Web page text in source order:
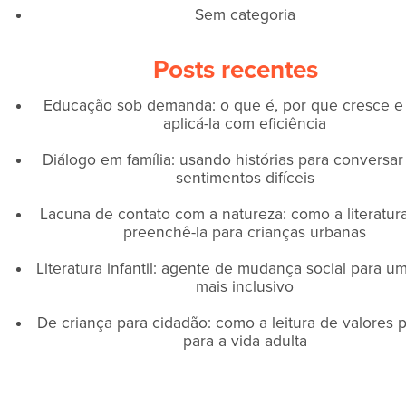
Sem categoria
Posts recentes
Educação sob demanda: o que é, por que cresce
aplicá-la com eficiência
Diálogo em família: usando histórias para
sentimentos difíceis
Lacuna de contato com a natureza: como a
preenchê-la para crianças urbanas
Literatura infantil: agente de mudança social para
mais inclusivo
De criança para cidadão: como a leitura de valores
para a vida adulta